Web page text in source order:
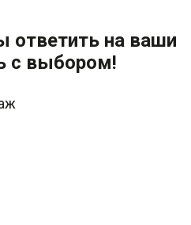
ответить на ваши
с выбором!